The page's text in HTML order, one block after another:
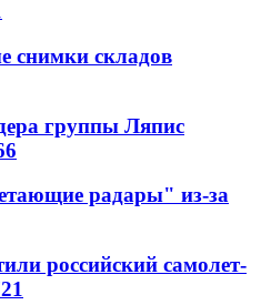
снимки складов
группы Ляпис
радары" из-за
российский самолет-